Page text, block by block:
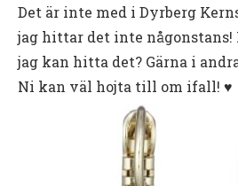
Det är inte med i Dyrberg
jag hittar det inte någonstans!
jag kan hitta det? Gärna i
Ni kan väl hojta till om ifall! ♥